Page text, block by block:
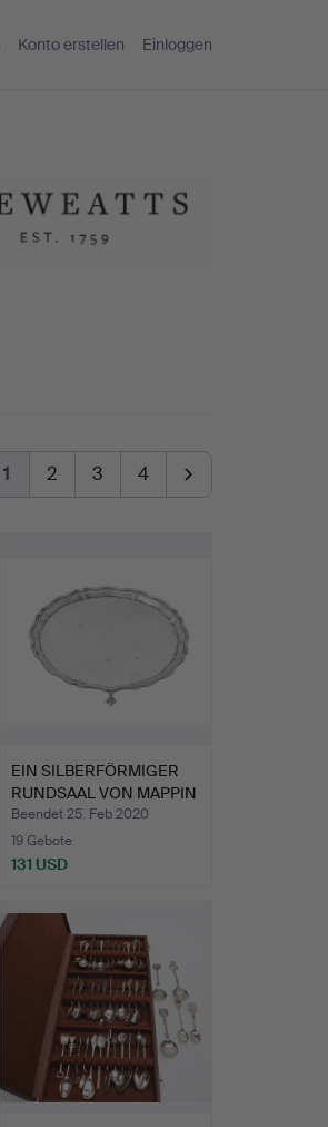
Konto erstellen Einloggen
1 2 3 4
EIN SILBERFÖRMIGER
RUNDSAAL VON MAPPIN
& W…
Beendet 25. Feb 2020
19 Gebote
131 USD